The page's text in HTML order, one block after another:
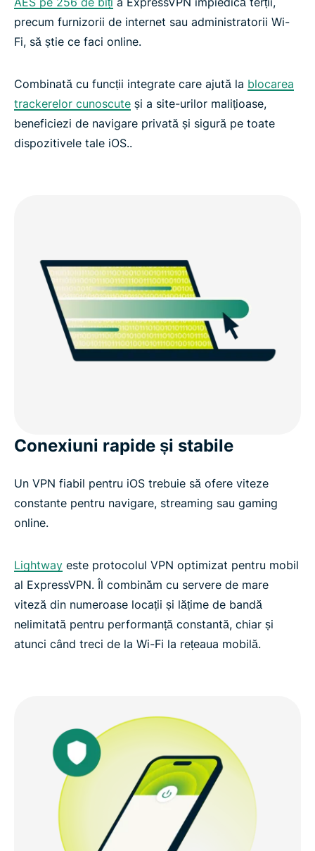
precum furnizorii de internet sau administratorii Wi-
Fi, să știe ce faci online.
Combinată cu funcții integrate care ajută la blocarea
trackerelor cunoscute și a site-urilor malițioase,
beneficiezi de navigare privată și sigură pe toate
dispozitivele tale iOS..
Conexiuni rapide și stabile
Un VPN fiabil pentru iOS trebuie să ofere viteze
constante pentru navigare, streaming sau gaming
online.
Lightway este protocolul VPN optimizat pentru mobil
al ExpressVPN. Îl combinăm cu servere de mare
viteză din numeroase locații și lățime de bandă
nelimitată pentru performanță constantă, chiar și
atunci când treci de la Wi-Fi la rețeaua mobilă.